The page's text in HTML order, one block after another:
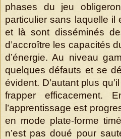
phases du jeu
particulier sans laquelle il
et là sont disséminés
d’accroître les capacités
d’énergie. Au niveau
quelques défauts et se
évident. D’autant plus
frapper efficacement.
l’apprentissage est
en mode plate-forme
n’est pas doué pour